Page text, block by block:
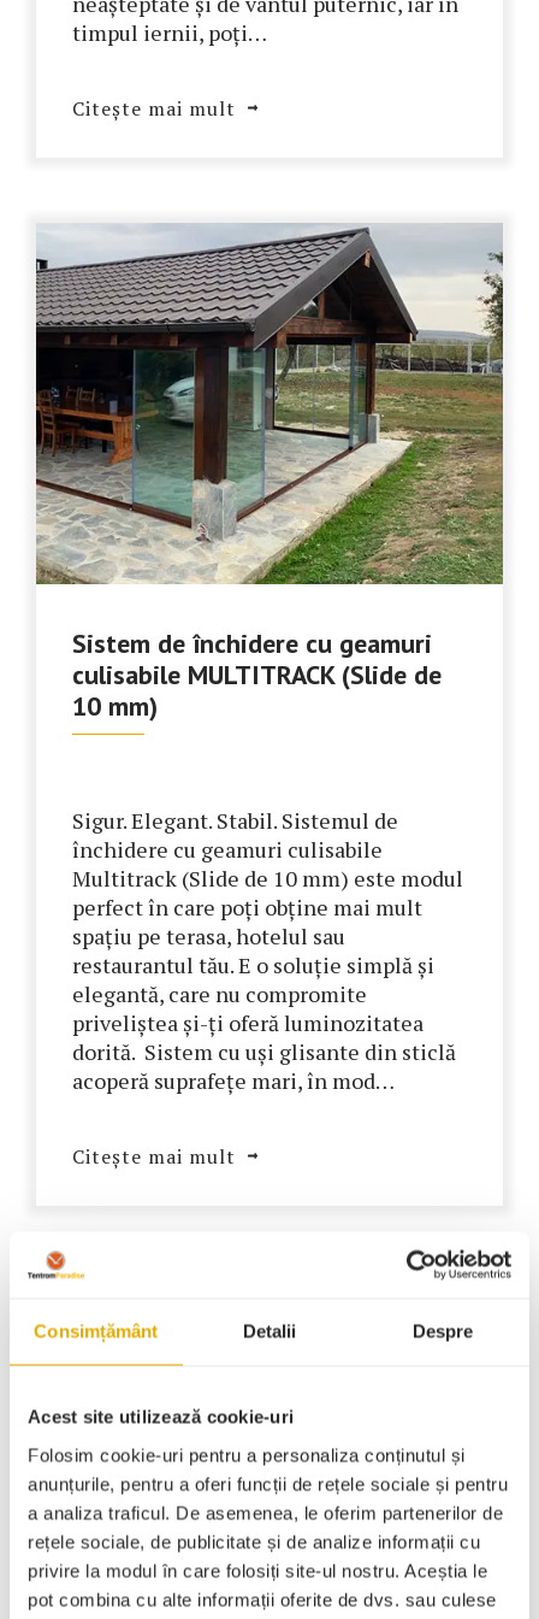
Consimțământ Detalii Despre
Acest site utilizează cookie-uri
Folosim cookie-uri pentru a personaliza conținutul și
anunțurile, pentru a oferi funcții de rețele sociale și pentru
a analiza traficul. De asemenea, le oferim partenerilor de
rețele sociale, de publicitate și de analize informații cu
privire la modul în care folosiți site-ul nostru. Aceștia le
pot combina cu alte informații oferite de dvs. sau culese
timpul iernii, poți…
Citește mai mult
Sistem de închidere cu geamuri
culisabile MULTITRACK (Slide de
10 mm)
Sigur. Elegant. Stabil. Sistemul de
închidere cu geamuri culisabile
Multitrack (Slide de 10 mm) este modul
perfect în care poți obține mai mult
spațiu pe terasa, hotelul sau
restaurantul tău. E o soluție simplă și
elegantă, care nu compromite
priveliștea și-ți oferă luminozitatea
dorită. Sistem cu uși glisante din sticlă
acoperă suprafețe mari, în mod…
Citește mai mult